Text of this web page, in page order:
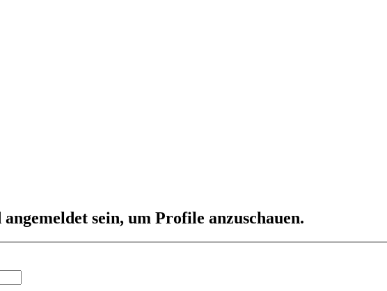
sein, um Profile anzuschauen.